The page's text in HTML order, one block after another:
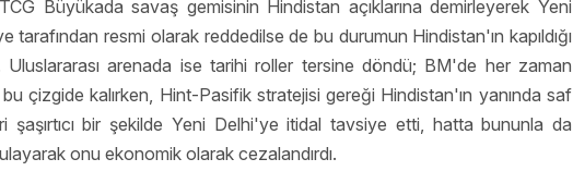
Büyükada savaş gemisinin Hindistan açıklarına demirleyerek Yeni
tarafından resmi olarak reddedilse de bu durumun Hindistan'ın kapıldığı
arenada ise tarihi roller tersine döndü; BM'de her zaman
çizgide kalırken, Hint-Pasifik stratejisi gereği Hindistan'ın yanında saf
şaşırtıcı bir şekilde Yeni Delhi'ye itidal tavsiye etti, hatta bununla da
onu ekonomik olarak cezalandırdı.